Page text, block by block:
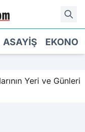
ASAYIŞ
Yeri ve Günleri